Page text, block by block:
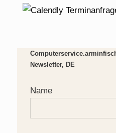
Newsletter, DE
Name